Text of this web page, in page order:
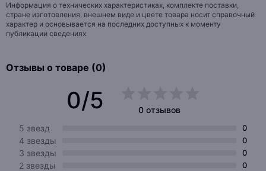
Информация о технических характеристиках, комплекте поставки,
стране изготовления, внешнем виде и цвете товара носит справочный
характер и основывается на последних доступных к моменту
публикации сведениях
Отзывы о товаре (0)
0/5
0 отзывов
5 звезд
0
4 звезды 0
3 звезды 0
2 звезды 0